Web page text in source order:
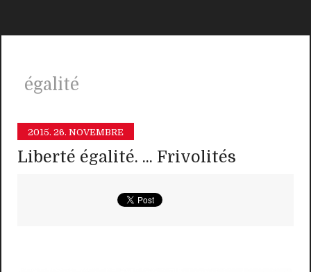
égalité
2015. 26. NOVEMBRE
Liberté égalité. ... Frivolités